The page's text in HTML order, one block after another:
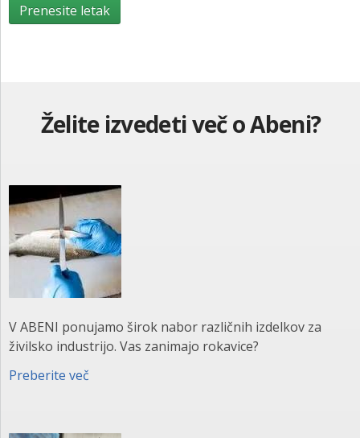
Prenesite letak
Želite izvedeti več o Abeni?
V ABENI ponujamo širok nabor različnih izdelkov za
živilsko industrijo. Vas zanimajo rokavice?
Preberite več